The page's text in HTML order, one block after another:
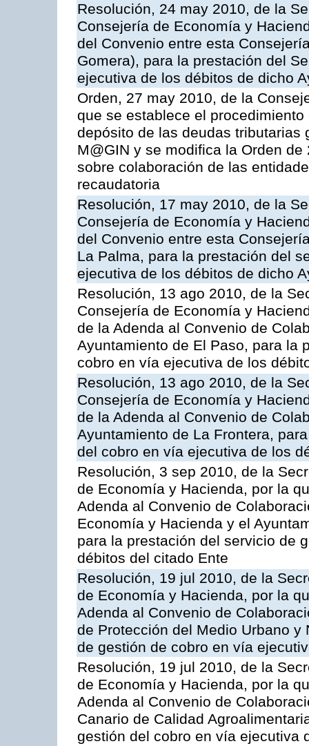
Resolución, 24 may 2010, de la
Consejería de Economía y
del Convenio entre esta
Gomera), para la prestación del
ejecutiva de los débitos de dicho
Orden, 27 may 2010, de la
que se establece el
depósito de las deudas
M@GIN y se modifica la Orden
sobre colaboración de las
recaudatoria
Resolución, 17 may 2010, de la
Consejería de Economía y
del Convenio entre esta
La Palma, para la prestación del
ejecutiva de los débitos de dicho
Resolución, 13 ago 2010, de la
Consejería de Economía y
de la Adenda al Convenio de
Ayuntamiento de El Paso, para la
cobro en vía ejecutiva de los
Resolución, 13 ago 2010, de la
Consejería de Economía y
de la Adenda al Convenio de
Ayuntamiento de La Frontera,
del cobro en vía ejecutiva de los
Resolución, 3 sep 2010, de la
de Economía y Hacienda, por la
Adenda al Convenio de
Economía y Hacienda y el
para la prestación del servicio de
débitos del citado Ente
Resolución, 19 jul 2010, de la
de Economía y Hacienda, por la
Adenda al Convenio de
de Protección del Medio Urbano
de gestión de cobro en vía
Resolución, 19 jul 2010, de la
de Economía y Hacienda, por la
Adenda al Convenio de
Canario de Calidad
gestión del cobro en vía ejecutiva